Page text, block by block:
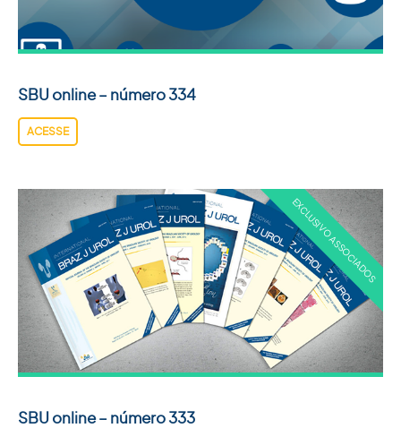
SBU online – número 334
ACESSE
SBU online – número 333